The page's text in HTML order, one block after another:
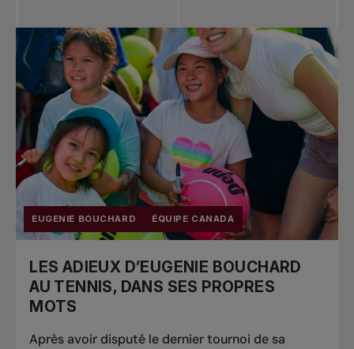
nouvelles
Tennis
professionnel
Redéfinir le jeu
Tournois
nationaux
EUGENIE BOUCHARD ÉQUIPE CANADA
LES ADIEUX D’EUGENIE BOUCHARD
AU TENNIS, DANS SES PROPRES
MOTS
Après avoir disputé le dernier tournoi de sa